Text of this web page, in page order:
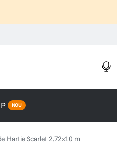
Hartie Scarlet 2.72x10 m